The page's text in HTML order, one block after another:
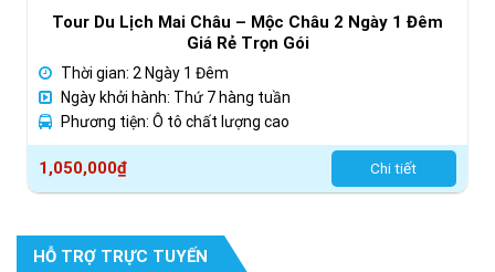
Tour Du Lịch Mai Châu – Mộc Châu 2 Ngày 1 Đêm
Giá Rẻ Trọn Gói
Thời gian: 2 Ngày 1 Đêm
Ngày khởi hành: Thứ 7 hàng tuần
Phương tiện: Ô tô chất lượng cao
1,050,000₫ Chi tiết
HỖ TRỢ TRỰC TUYẾN